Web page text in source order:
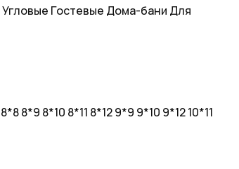
Угловые Гостевые Дома-бани Для
8*88*9 8*10 8*11 8*129*9 9*10 9*1210*11